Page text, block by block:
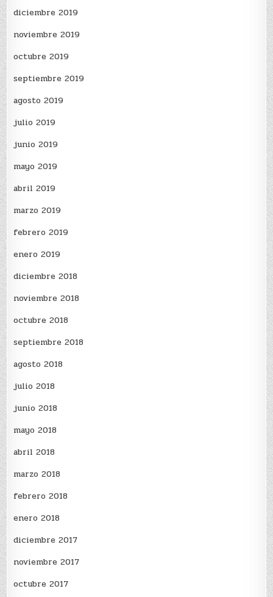
diciembre 2019
noviembre 2019
octubre 2019
septiembre 2019
agosto 2019
julio 2019
junio 2019
mayo 2019
abril 2019
marzo 2019
febrero 2019
enero 2019
diciembre 2018
noviembre 2018
octubre 2018
septiembre 2018
agosto 2018
julio 2018
junio 2018
mayo 2018
abril 2018
marzo 2018
febrero 2018
enero 2018
diciembre 2017
noviembre 2017
octubre 2017